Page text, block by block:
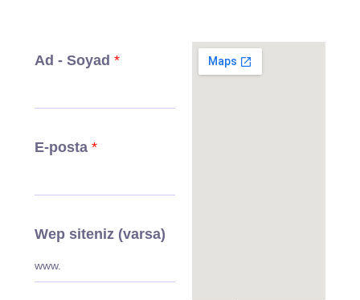
Ad - Soyad*
E-posta*
Wep siteniz (varsa)